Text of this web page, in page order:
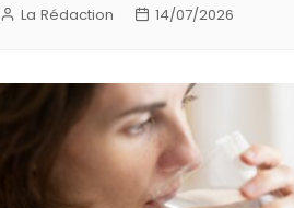
La Rédaction 14/07/2026